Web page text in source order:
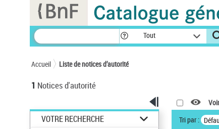
Tout
Accueil Liste de notices d’autorité
1 Notices d'autorité
VOTRE RECHERCHE
Tri par :
Panneau de gestion des cookies